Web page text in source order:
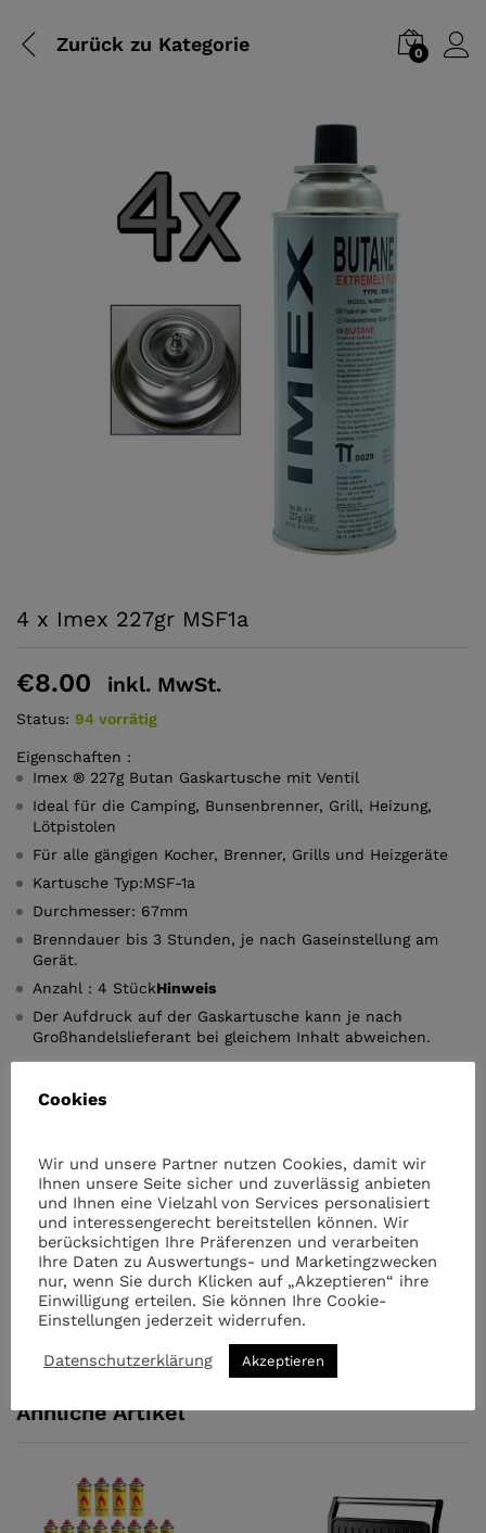
Zurück zu Kategorie 0
4 x Imex 227gr MSF1a
€8.00 inkl. MwSt.
Status: 94 vorrätig
Eigenschaften :
Imex ® 227g Butan Gaskartusche mit Ventil
Ideal für die Camping, Bunsenbrenner, Grill, Heizung,
Lötpistolen
Für alle gängigen Kocher, Brenner, Grills und Heizgeräte
Kartusche Typ:MSF-1a
Durchmesser: 67mm
Brenndauer bis 3 Stunden, je nach Gaseinstellung am
Gerät.
Anzahl : 4 StückHinweis
Der Aufdruck auf der Gaskartusche kann je nach
Großhandelslieferant bei gleichem Inhalt abweichen.
227gr
MSF1a
quantity
Menge
Kategorien:Camping Zubehör, Haushalt & Outdoor
Ähnliche Artikel
Cookies
Wir und unsere Partner nutzen Cookies, damit wir
Ihnen unsere Seite sicher und zuverlässig anbieten
und Ihnen eine Vielzahl von Services personalisiert
und interessengerecht bereitstellen können. Wir
berücksichtigen Ihre Präferenzen und verarbeiten
Ihre Daten zu Auswertungs- und Marketingzwecken
nur, wenn Sie durch Klicken auf „Akzeptieren“ ihre
Einwilligung erteilen. Sie können Ihre Cookie-
Einstellungen jederzeit widerrufen.
Datenschutzerklärung Akzeptieren